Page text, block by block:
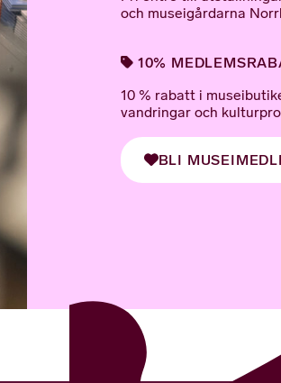
och museigårdarna
10%
10 % rabatt i
vandringar och
BLI